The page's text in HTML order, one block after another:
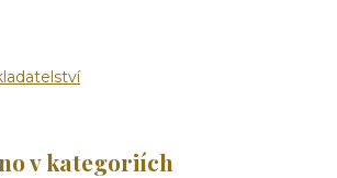
v kategoriích